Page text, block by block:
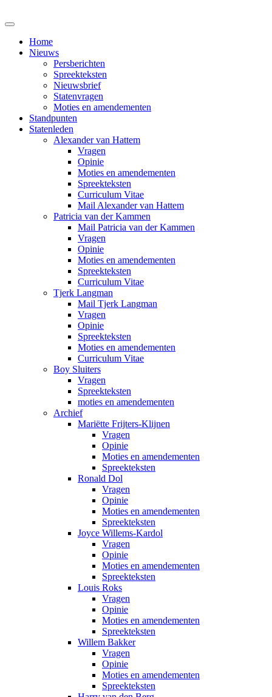
Home
Nieuws
Persberichten
Spreekteksten
Nieuwsbrief
Statenvragen
Moties en amendementen
Standpunten
Statenleden
Alexander van Hattem
Vragen
Opinie
Moties en amendementen
Spreekteksten
Curriculum Vitae
Mail Alexander van Hattem
Patricia van der Kammen
Mail Patricia van der Kammen
Vragen
Opinie
Moties en amendementen
Spreekteksten
Curriculum Vitae
Tjerk Langman
Mail Tjerk Langman
Vragen
Opinie
Spreekteksten
Moties en amendementen
Curriculum Vitae
Boy Sluiters
Vragen
Spreekteksten
moties en amendementen
Archief
Mariëtte Frijters-Klijnen
Vragen
Opinie
Moties en amendementen
Spreekteksten
Ronald Dol
Vragen
Opinie
Moties en amendementen
Spreekteksten
Joyce Willems-Kardol
Vragen
Opinie
Moties en amendementen
Spreekteksten
Louis Roks
Vragen
Opinie
Moties en amendementen
Spreekteksten
Willem Bakker
Vragen
Opinie
Moties en amendementen
Spreekteksten